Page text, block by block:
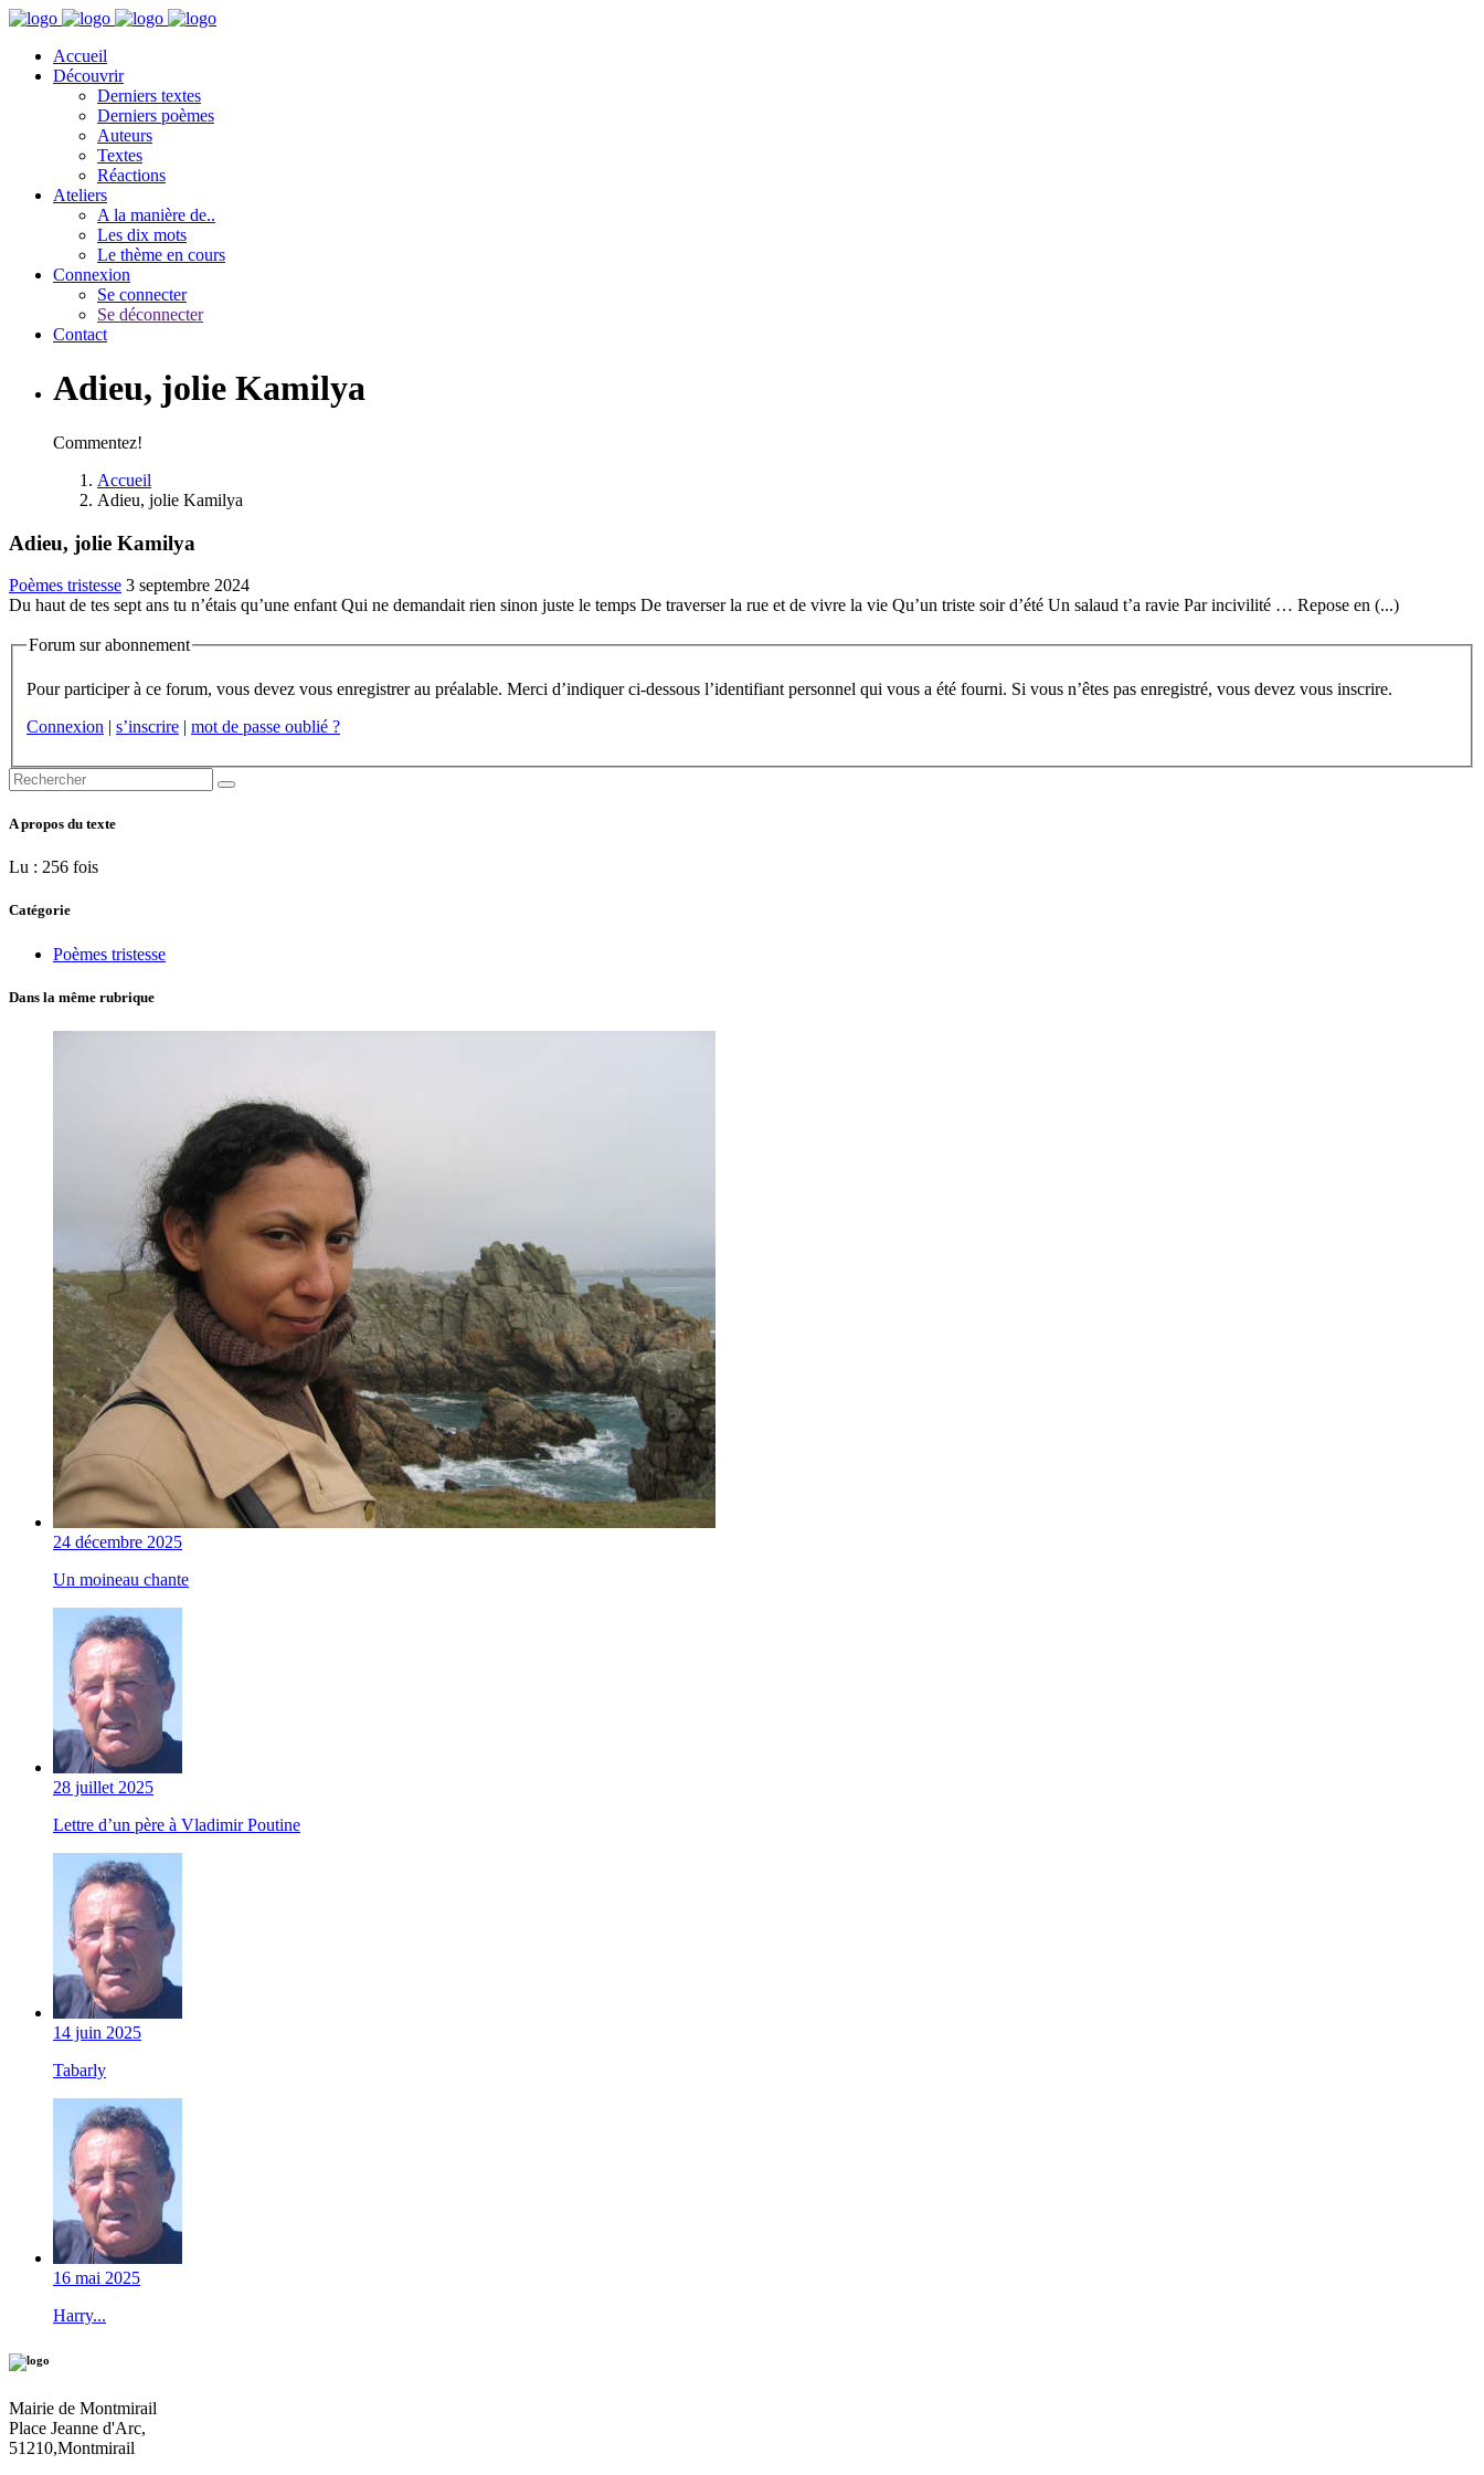
Accueil
Découvrir
Derniers textes
Derniers poèmes
Auteurs
Textes
Réactions
Ateliers
A la manière de..
Les dix mots
Le thème en cours
Connexion
Se connecter
Se déconnecter
Contact
Adieu, jolie Kamilya
Commentez!
Accueil
Adieu, jolie Kamilya
Adieu, jolie Kamilya
Poèmes tristesse 3 septembre 2024
Du haut de tes sept ans tu n’étais qu’une enfant Qui ne demandait rien sinon juste le temps De traverser la rue et de vivre la vie Qu’un triste soir d’été Un salaud t’a ravie Par incivilité … Repose en (...)
Forum sur abonnement
Pour participer à ce forum, vous devez vous enregistrer au préalable. Merci d’indiquer ci-dessous l’identifiant personnel qui vous a été fourni. Si vous n’êtes pas enregistré, vous devez vous inscrire.
Connexion | s’inscrire | mot de passe oublié ?
A propos du texte
Lu : 256 fois
Catégorie
Poèmes tristesse
Dans la même rubrique
24 décembre 2025
Un moineau chante
28 juillet 2025
Lettre d’un père à Vladimir Poutine
14 juin 2025
Tabarly
16 mai 2025
Harry...
Mairie de Montmirail
Place Jeanne d'Arc,
51210,Montmirail